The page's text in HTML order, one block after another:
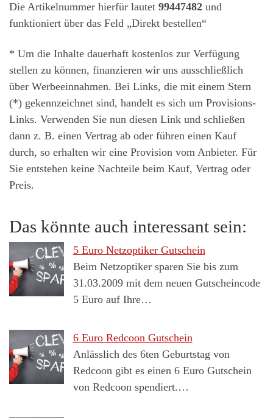
Die Artikelnummer hierfür lautet 99447482 und
funktioniert über das Feld „Direkt bestellen“
* Um die Inhalte dauerhaft kostenlos zur Verfügung
stellen zu können, finanzieren wir uns ausschließlich
über Werbeeinnahmen. Bei Links, die mit einem Stern
(*) gekennzeichnet sind, handelt es sich um Provisions-
Links. Verwenden Sie nun diesen Link und schließen
dann z. B. einen Vertrag ab oder führen einen Kauf
durch, so erhalten wir eine Provision vom Anbieter. Für
Sie entstehen keine Nachteile beim Kauf, Vertrag oder
Preis.
Das könnte auch interessant sein:
5 Euro Netzoptiker Gutschein
Beim Netzoptiker sparen Sie bis zum
31.03.2009 mit dem neuen Gutscheincode
5 Euro auf Ihre…
6 Euro Redcoon Gutschein
Anlässlich des 6ten Geburtstag von
Redcoon gibt es einen 6 Euro Gutschein
von Redcoon spendiert.…